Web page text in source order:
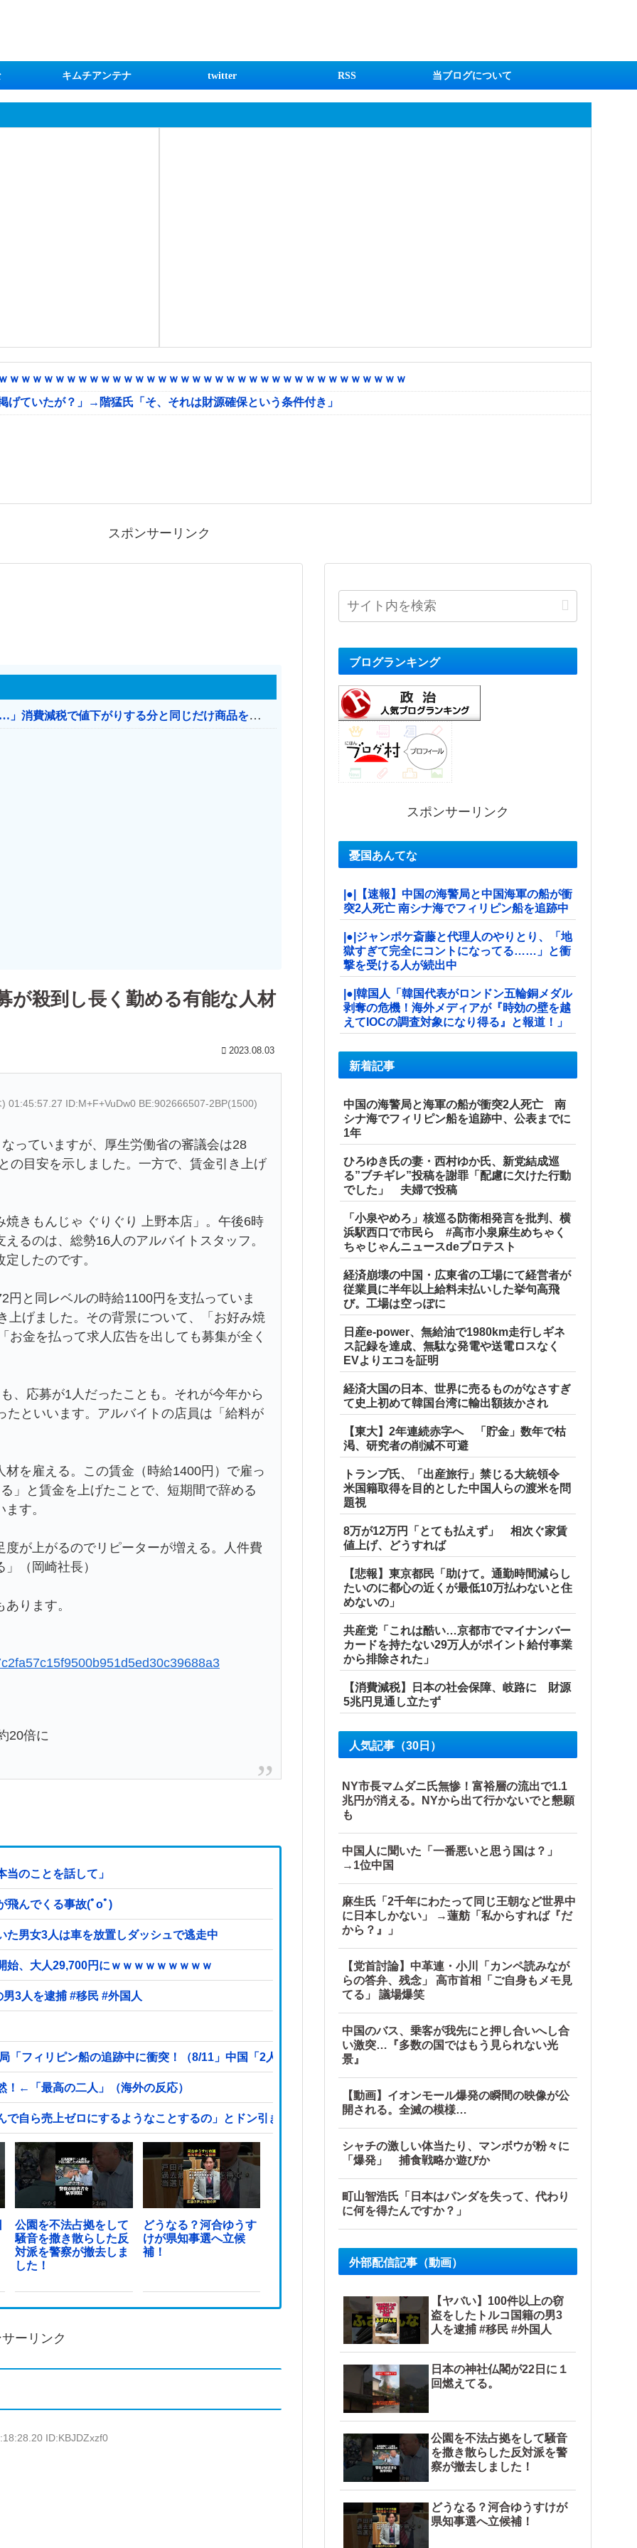
キムチアンテナ twitter RSS 当ブログについて
ｗｗｗｗｗｗｗｗｗｗｗｗｗｗｗｗｗｗｗｗｗｗｗｗｗｗｗｗｗｗｗｗｗｗ
ていたが？」→階猛氏「そ、それは財源確保という条件付き」
スポンサーリンク
【消費税率1％】 「下げるのが筋なんですけど…」消費減税で値下がりする分と同じだけ商品を値上げして店頭価格を変えない店も
が殺到し長く勤める有能な人材
2023.08.03
01:45:57.27 ID:M+F+VuDw0 BE:902666507-2BP(1500)
っていますが、厚生労働省の審議会は28
の目安を示しました。一方で、賃金引き上げ
きもんじゃ ぐりぐり 上野本店」。午後6時
るのは、総勢16人のアルバイトスタッフ。
したのです。
と同レベルの時給1100円を支払っていま
上げました。その背景について、「お好み焼
金を払って求人広告を出しても募集が全く
、応募が1人だったことも。それが今年から
といいます。アルバイトの店員は「給料が
を雇える。この賃金（時給1400円）で雇っ
」と賃金を上げたことで、短期間で辞める
す。
が上がるのでリピーターが増える。人件費
（岡崎社長）
ります。
20倍に
のことを話して」
飛んでくる事故(ﾟoﾟ)
男女3人は車を放置しダッシュで逃走中
、大人29,700円にｗｗｗｗｗｗｗｗｗ
【ヤバい】100件以上の窃盗をしたトルコ国籍の男3人を逮捕 #移民 #外国人
「フィリピン船の追跡中に衝突！（8/11」中国「2人死亡」中国政府「1年間隠蔽」日本「隠蔽された事実報道！（2026年
！←「最高の二人」（海外の反応）
で自ら売上ゼロにするようなことするの」とドン引きするような方針転換を……他
公園を不法占拠をして
騒音を撒き散らした反
対派を警察が撤去しま
した！
どうなる？河合ゆうす
けが県知事選へ立候
補！
ーリンク
ID:KBJDZxzf0
ブログランキング
スポンサーリンク
憂国あんてな
|●|【速報】中国の海警局と中国海軍の船が衝
突2人死亡 南シナ海でフィリピン船を追跡中
|●|ジャンポケ斎藤と代理人のやりとり、「地
獄すぎて完全にコントになってる……」と衝
撃を受ける人が続出中
|●|韓国人「韓国代表がロンドン五輪銅メダル
剥奪の危機！海外メディアが『時効の壁を越
えてIOCの調査対象になり得る』と報道！」
新着記事
中国の海警局と海軍の船が衝突2人死亡 南
シナ海でフィリピン船を追跡中、公表までに
1年
ひろゆき氏の妻・西村ゆか氏、新党結成巡
る”ブチギレ”投稿を謝罪「配慮に欠けた行動
でした」 夫婦で投稿
「小泉やめろ」核巡る防衛相発言を批判、横
浜駅西口で市民ら #高市小泉麻生めちゃく
ちゃじゃんニュースdeプロテスト
経済崩壊の中国・広東省の工場にて経営者が
従業員に半年以上給料未払いした挙句高飛
び。工場は空っぽに
日産e-power、無給油で1980km走行しギネ
ス記録を達成、無駄な発電や送電ロスなく
EVよりエコを証明
経済大国の日本、世界に売るものがなさすぎ
て史上初めて韓国台湾に輸出額抜かされ
【東大】2年連続赤字へ 「貯金」数年で枯
渇、研究者の削減不可避
トランプ氏、「出産旅行」禁じる大統領令
米国籍取得を目的とした中国人らの渡米を問
題視
8万が12万円「とても払えず」 相次ぐ家賃
値上げ、どうすれば
【悲報】東京都民「助けて。通勤時間減らし
たいのに都心の近くが最低10万払わないと住
めないの」
共産党「これは酷い…京都市でマイナンバー
カードを持たない29万人がポイント給付事業
から排除された」
【消費減税】日本の社会保障、岐路に 財源
5兆円見通し立たず
人気記事（30日）
NY市長マムダニ氏無惨！富裕層の流出で1.1
兆円が消える。NYから出て行かないでと懇願
も
中国人に聞いた「一番悪いと思う国は？」
→1位中国
麻生氏「2千年にわたって同じ王朝など世界中
に日本しかない」 →蓮舫「私からすれば『だ
から？』」
【党首討論】中革連・小川「カンペ読みなが
らの答弁、残念」 高市首相「ご自身もメモ見
てる」 議場爆笑
中国のバス、乗客が我先にと押し合いへし合
い激突…『多数の国ではもう見られない光
景』
【動画】イオンモール爆発の瞬間の映像が公
開される。全滅の模様…
シャチの激しい体当たり、マンボウが粉々に
「爆発」 捕食戦略か遊びか
町山智浩氏「日本はパンダを失って、代わり
に何を得たんですか？」
外部配信記事（動画）
【ヤバい】100件以上の窃
盗をしたトルコ国籍の男3
人を逮捕 #移民 #外国人
日本の神社仏閣が22日に１
回燃えてる。
公園を不法占拠をして騒音
を撒き散らした反対派を警
察が撤去しました！
どうなる？河合ゆうすけが
県知事選へ立候補！